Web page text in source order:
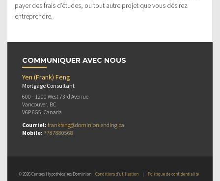
payer des frais d’études, ou tout autre projet que vous désirez
entreprendre.
COMMUNIQUER AVEC NOUS
Yen (Frank) Feng
Mortgage Consultant
600 - 1200 West 73rd Avenue
Vancouver, BC
V6P 6G5, Canada
Courriel: frankfeng@dominionlending.ca
Mobile: 7787880568
© 2026 Centres Hypothécaires Dominion Conditions d’utilisation | Politique de confidentialité